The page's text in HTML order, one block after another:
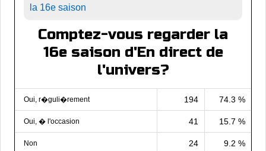
la 16e saison
Comptez-vous regarder la
16e saison d'En direct de
l'univers?
Oui, r�guli�rement 194 74.3 %
Oui, � l'occasion 41 15.7 %
Non 24 9.2 %